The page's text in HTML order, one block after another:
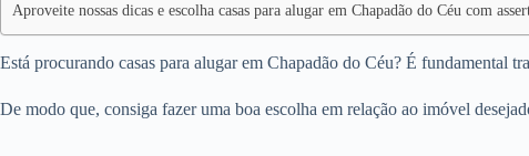
Aproveite nossas dicas e escolha casas para alugar em Chapadão do Céu com
Está procurando casas para alugar em Chapadão do Céu? É fundamental
De modo que, consiga fazer uma boa escolha em relação ao imóvel